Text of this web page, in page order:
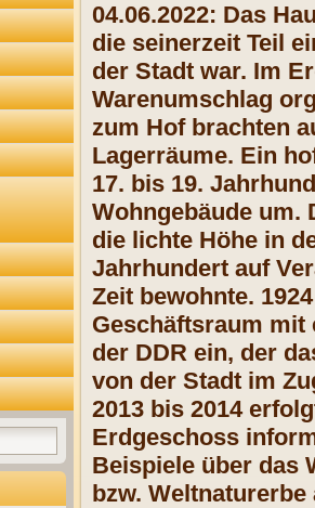
04.06.2022: Das
die seinerzeit Teil
der Stadt war. Im
Warenumschlag
zum Hof brachten
Lagerräume. Ein
17. bis 19.
Wohngebäude um.
die lichte Höhe in
Jahrhundert auf
Zeit bewohnte.
Geschäftsraum mit
der DDR ein, der
von der Stadt im
2013 bis 2014
Erdgeschoss
Beispiele über das
bzw.